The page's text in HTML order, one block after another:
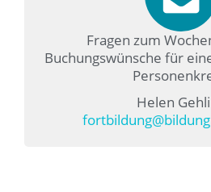
Fragen zum
Buchungswünsche für
Helen